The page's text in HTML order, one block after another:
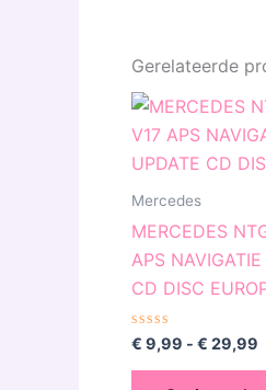
Gerelateerde
Mercedes
MERCEDES
APS
CD DISC
Gewaardeerd
uit
€ 9,99 - € 29,99